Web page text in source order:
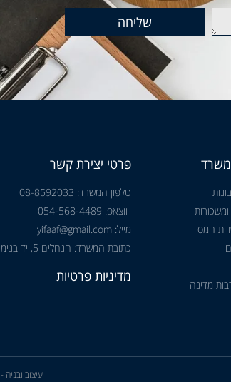
שליחה
המס
מדינה
פרטי יצירת קשר
טלפון המשרד: 08-8592033
ווצאפ: 054-568-4489
מייל: yifaaf@gmail.com
כתובת המשרד: הנחלים 5, יד בנימין
מדיניות פרטיות
עיצוב ובניה - NDESIGN - 0545321159